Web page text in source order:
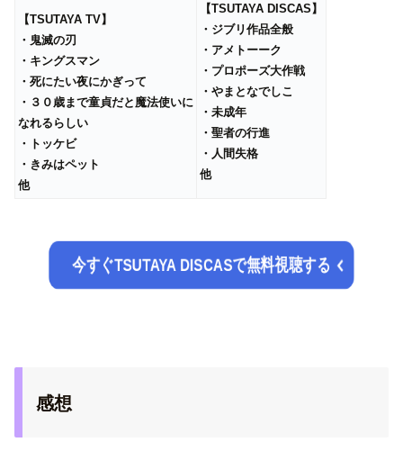
【TSUTAYA TV】
・鬼滅の刃
・キングスマン
・死にたい夜にかぎって
・３０歳まで童貞だと魔法使いに
なれるらしい
・トッケビ
・きみはペット
他
【TSUTAYA DISCAS】
・ジブリ作品全般
・アメトーーク
・プロポーズ大作戦
・やまとなでしこ
・未成年
・聖者の行進
・人間失格
他
今すぐTSUTAYA DISCASで無料視聴する
感想